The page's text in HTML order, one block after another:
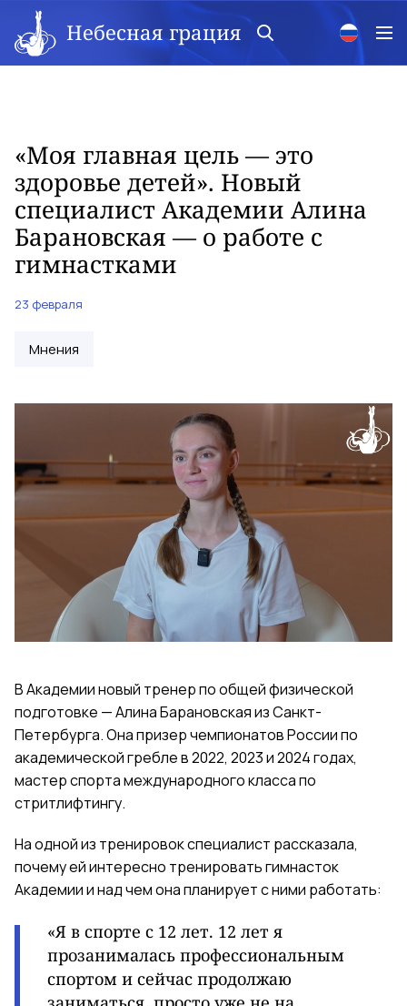
Небесная грация
«Моя главная цель — это
здоровье детей». Новый
специалист Академии Алина
Барановская — о работе с
гимнастками
23 февраля
Мнения
В Академии новый тренер по общей физической
подготовке — Алина Барановская из Санкт-
Петербурга. Она призер чемпионатов России по
академической гребле в 2022, 2023 и 2024 годах,
мастер спорта международного класса по
стритлифтингу.
На одной из тренировок специалист рассказала,
почему ей интересно тренировать гимнасток
Академии и над чем она планирует с ними работать:
«Я в спорте с 12 лет. 12 лет я
прозанималась профессиональным
спортом и сейчас продолжаю